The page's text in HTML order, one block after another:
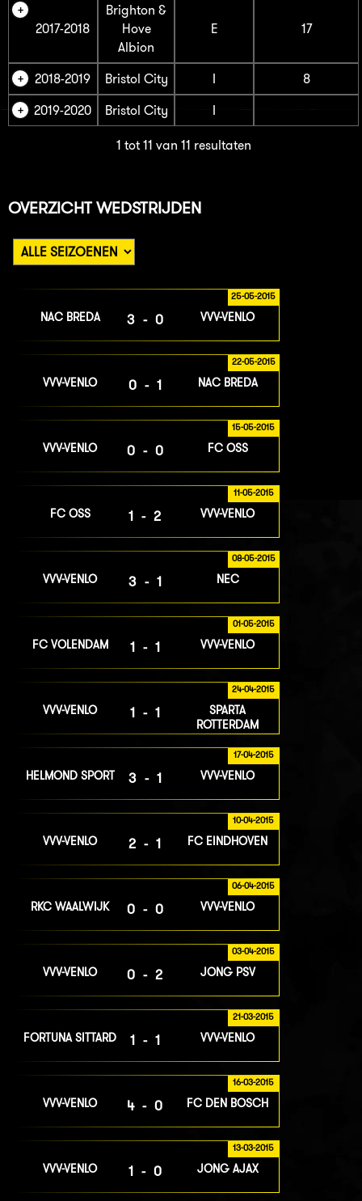
2017-2018
Brighton &
Hove
Albion
E 17
2018-2019 Bristol City I 8
2019-2020 Bristol City I
1 tot 11 van 11 resultaten
OVERZICHT WEDSTRIJDEN
25-05-2015
NAC BREDA 3-0 VVV-VENLO
22-05-2015
VVV-VENLO 0-1 NAC BREDA
15-05-2015
VVV-VENLO 0-0 FC OSS
11-05-2015
FC OSS 1-2 VVV-VENLO
08-05-2015
VVV-VENLO 3-1 NEC
01-05-2015
FC VOLENDAM 1-1 VVV-VENLO
24-04-2015
VVV-VENLO 1-1
SPARTA
ROTTERDAM
17-04-2015
HELMOND SPORT 3-1 VVV-VENLO
10-04-2015
VVV-VENLO 2-1 FC EINDHOVEN
06-04-2015
RKC WAALWIJK 0-0 VVV-VENLO
03-04-2015
VVV-VENLO 0-2 JONG PSV
21-03-2015
FORTUNA SITTARD 1-1 VVV-VENLO
16-03-2015
VVV-VENLO 4-0 FC DEN BOSCH
13-03-2015
VVV-VENLO 1-0 JONG AJAX